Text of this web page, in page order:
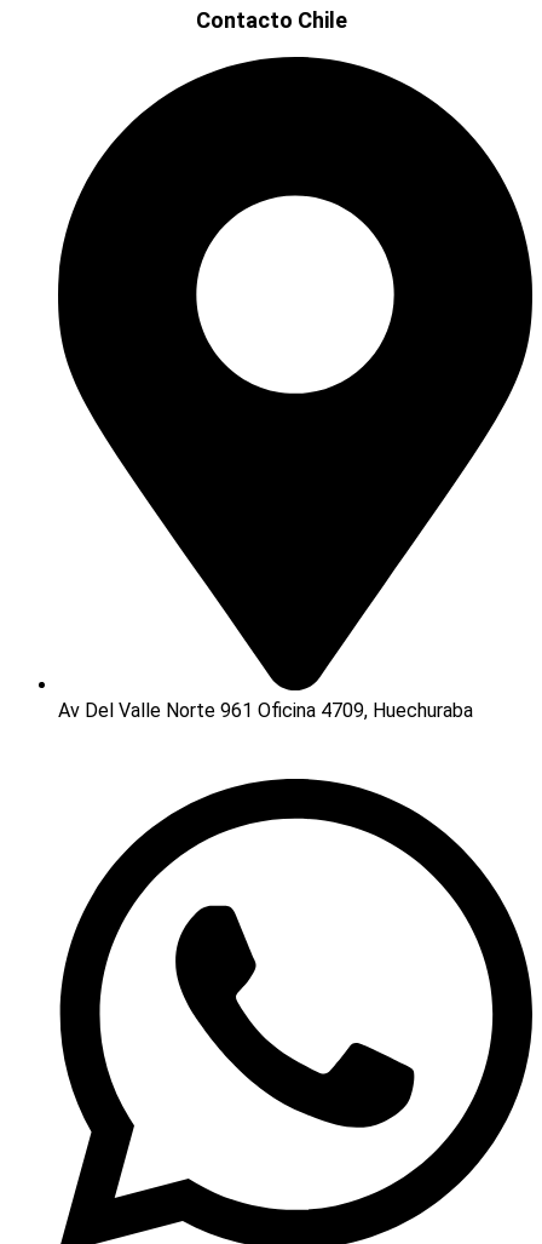
Contacto Chile
Av Del Valle Norte 961 Oficina 4709, Huechuraba